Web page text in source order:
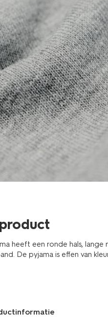
heeft een ronde hals,
De pyjama is effen van